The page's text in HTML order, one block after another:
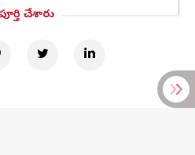
పూర్తి చేశారు